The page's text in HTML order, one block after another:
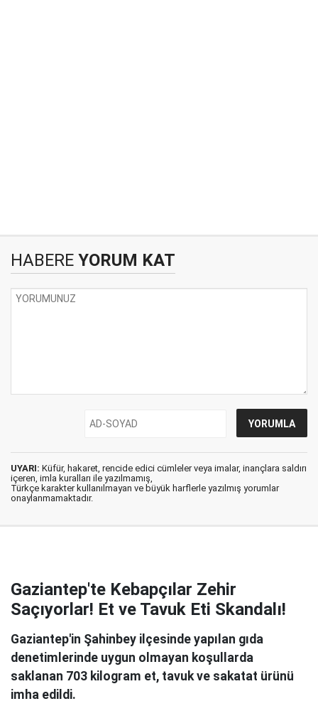
HABERE YORUM KAT
UYARI: Küfür, hakaret, rencide edici cümleler veya imalar, inançlara saldırı
içeren, imla kuralları ile yazılmamış,
Türkçe karakter kullanılmayan ve büyük harflerle yazılmış yorumlar
onaylanmamaktadır.
Gaziantep'te Kebapçılar Zehir
Saçıyorlar! Et ve Tavuk Eti Skandalı!
Gaziantep'in Şahinbey ilçesinde yapılan gıda
denetimlerinde uygun olmayan koşullarda
saklanan 703 kilogram et, tavuk ve sakatat ürünü
imha edildi.